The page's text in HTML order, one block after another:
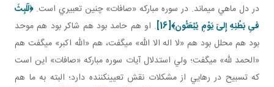
در دل ماهي مي ماند. در سوره مبارکه «صافات» چنين تعبيري است.﴿لَلَبِثَ
فىِ بَطْنِهِ إِلىَ‏ يَوْمِ يُبْعَثُون‏﴾[16]
. او هم حامد بود هم شاکر بود هم موحد
بود هم محلل بود هم «لا اله الا الله» مي گفت، هم «الله اکبر» مي گفت هم
«الحمد لله» مي گفت؛ ولي استدلال آيات سوره مبارکه «صافات» اين است
که تسبيح در رهايي از مشکلات نقش تعيين کننده دارد؛ البته به ما هم